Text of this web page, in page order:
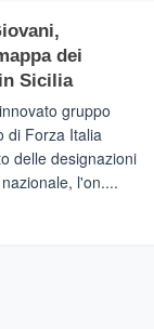
dei
Sicilia
gruppo
di Forza Italia
delle designazioni
l'on....